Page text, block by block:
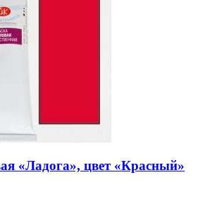
«Ладога», цвет «Красный»